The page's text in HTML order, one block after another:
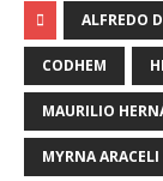
ALFREDO
CODHEM
MAURILIO
MYRNA